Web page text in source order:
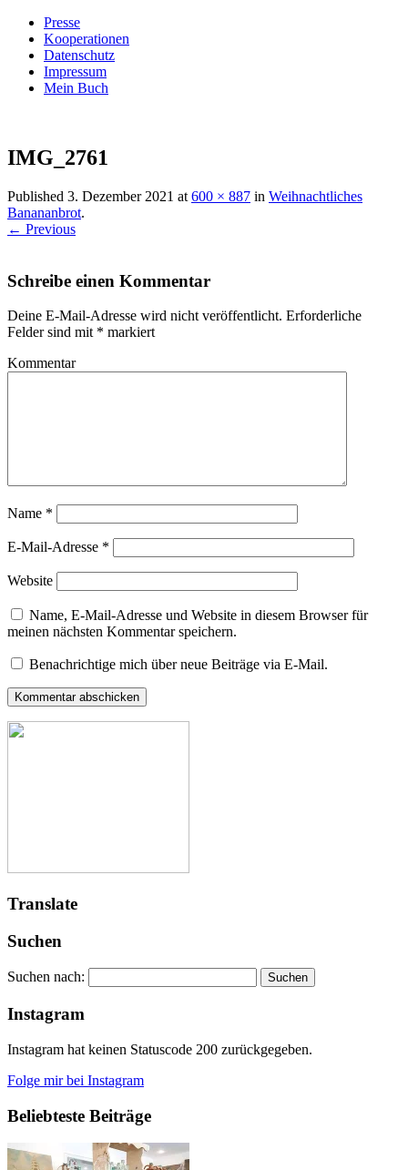
Presse
Kooperationen
Datenschutz
Impressum
Mein Buch
Villa König
IMG_2761
Published 3. Dezember 2021 at 600 × 887 in Weihnachtliches
Banananbrot.
← Previous
Schreibe einen Kommentar
Deine E-Mail-Adresse wird nicht veröffentlicht. Erforderliche
Felder sind mit * markiert
Kommentar
Name *
E-Mail-Adresse *
Website
Name, E-Mail-Adresse und Website in diesem Browser für
meinen nächsten Kommentar speichern.
Benachrichtige mich über neue Beiträge via E-Mail.
Translate
Suchen
Suchen nach:
Instagram
Instagram hat keinen Statuscode 200 zurückgegeben.
Folge mir bei Instagram
Beliebteste Beiträge